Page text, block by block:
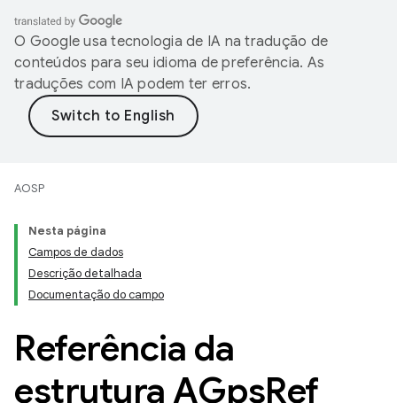
O Google usa tecnologia de IA na tradução de
conteúdos para seu idioma de preferência. As
traduções com IA podem ter erros.
AOSP
Nesta página
Campos de dados
Descrição detalhada
Documentação do campo
Referência da
estrutura AGpsRef